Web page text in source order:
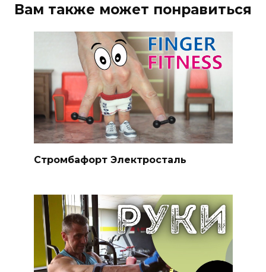
Вам также может понравиться
Стромбафорт Электросталь